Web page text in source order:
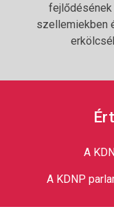
fejlődésének
szellemiekben
A
A KDNP